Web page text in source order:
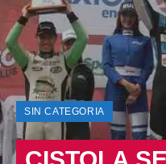
SIN CATEGORIA